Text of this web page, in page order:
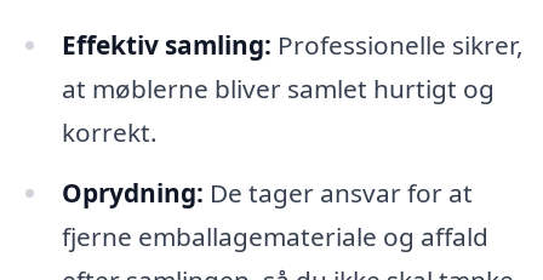
Effektiv samling: Professionelle sikrer,
at møblerne bliver samlet hurtigt og
korrekt.
Oprydning: De tager ansvar for at
fjerne emballagemateriale og affald